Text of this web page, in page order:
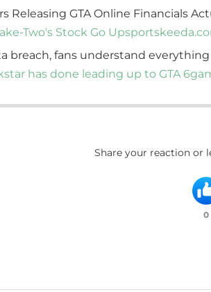
Releasing GTA Online Financials
Two's Stock Go Up
breach, fans understand
has done leading up to GTA 6
Share your reaction or
0